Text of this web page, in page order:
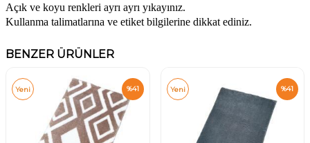
Açık ve koyu renkleri ayrı ayrı yıkayınız.
Kullanma talimatlarına ve etiket bilgilerine dikkat ediniz.
BENZER ÜRÜNLER
%41
Yeni %41
Yeni